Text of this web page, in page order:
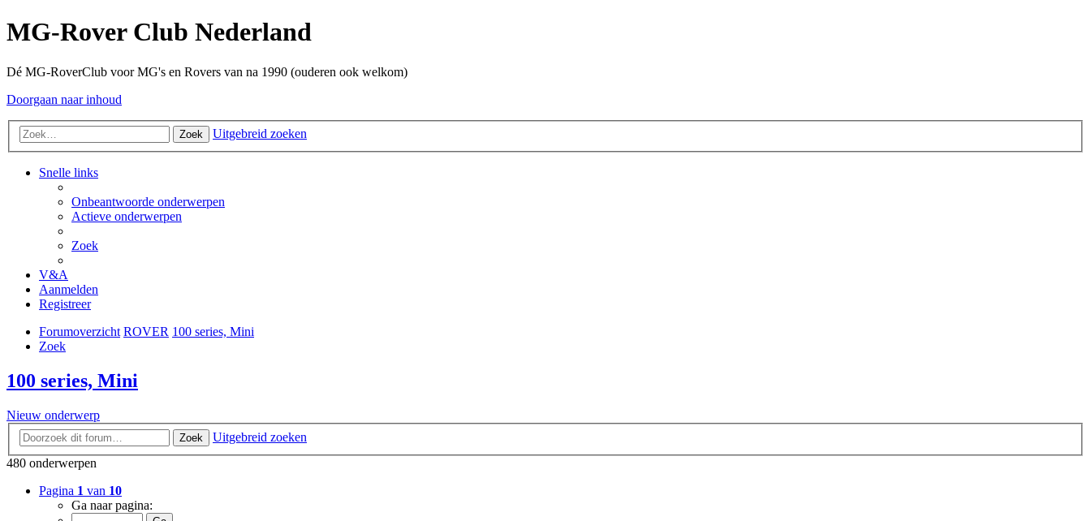
MG-Rover Club Nederland
Dé MG-RoverClub voor MG's en Rovers van na 1990 (ouderen ook welkom)
Doorgaan naar inhoud
Zoek Uitgebreid zoeken
Snelle links
Onbeantwoorde onderwerpen
Actieve onderwerpen
Zoek
V&A
Aanmelden
Registreer
Forumoverzicht ROVER 100 series, Mini
Zoek
100 series, Mini
Nieuw onderwerp
Zoek
Uitgebreid zoeken
480 onderwerpen
Pagina 1 van 10
Ga naar pagina: